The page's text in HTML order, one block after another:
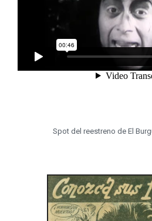
Spot del reestreno de El